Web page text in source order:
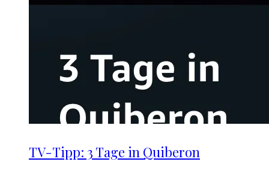
TV-Tipp: 3 Tage in Quiberon